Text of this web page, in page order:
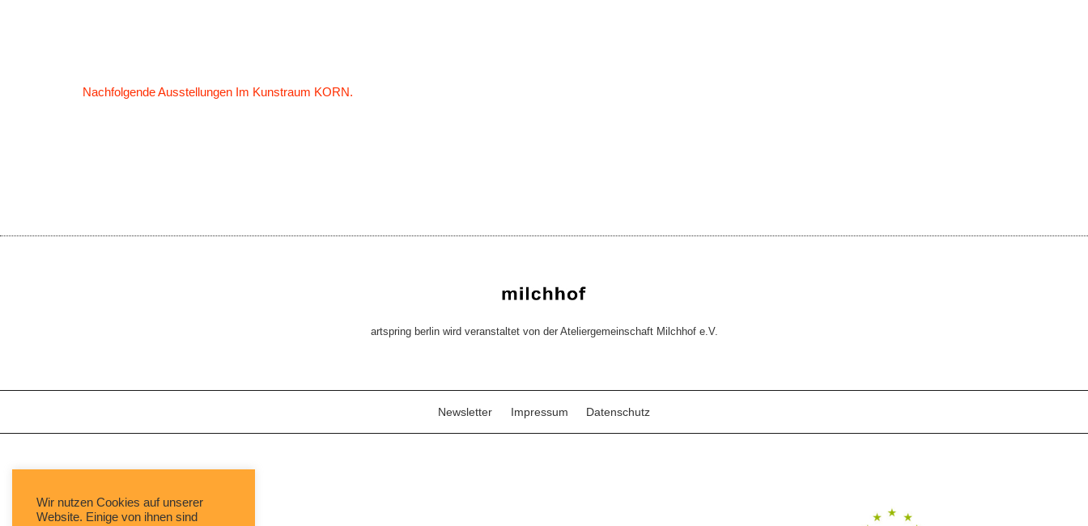
Nachfolgende Ausstellungen Im Kunstraum KORN.
artspring berlin wird veranstaltet von der Ateliergemeinschaft Milchhof e.V.
Newsletter Impressum Datenschutz
Wir nutzen Cookies auf unserer
Website. Einige von ihnen sind